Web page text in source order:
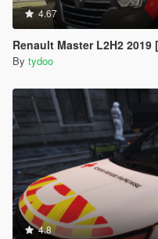
4.67
Renault Master L2H2 2019
By tydoo
4.8